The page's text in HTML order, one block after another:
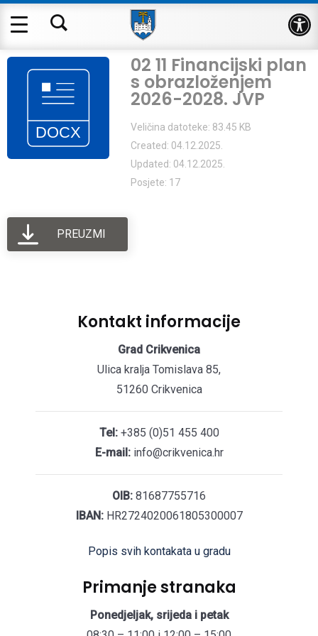
02 11 Financijski plan
s obrazloženjem
2026-2028. JVP
Veličina datoteke: 83.45 KB
Created: 04.12.2025.
Updated: 04.12.2025.
Posjete: 17
PREUZMI
Kontakt informacije
Grad Crikvenica
Ulica kralja Tomislava 85,
51260 Crikvenica
Tel:+385 (0)51 455 400
E-mail:info@crikvenica.hr
OIB: 81687755716
IBAN:HR2724020061805300007
Popis svih kontakata u gradu
Primanje stranaka
Ponedjeljak, srijeda i petak